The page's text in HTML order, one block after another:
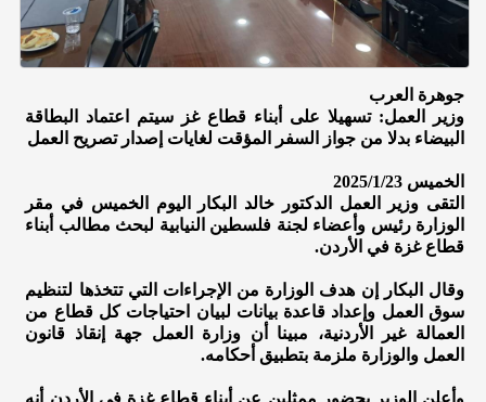
جوهرة العرب
وزير العمل: تسهيلا على أبناء قطاع غز سيتم اعتماد البطاقة
البيضاء بدلا من جواز السفر المؤقت لغايات إصدار تصريح العمل
الخميس 2025/1/23
التقى وزير العمل الدكتور خالد البكار اليوم الخميس في مقر
الوزارة رئيس وأعضاء لجنة فلسطين النيابية لبحث مطالب أبناء
قطاع غزة في الأردن.
وقال البكار إن هدف الوزارة من الإجراءات التي تتخذها لتنظيم
سوق العمل وإعداد قاعدة بيانات لبيان احتياجات كل قطاع من
العمالة غير الأردنية، مبينا أن وزارة العمل جهة إنقاذ قانون
العمل والوزارة ملزمة بتطبيق أحكامه.
وأعلن الوزير بحضور ممثلين عن أبناء قطاع غزة في الأردن أنه